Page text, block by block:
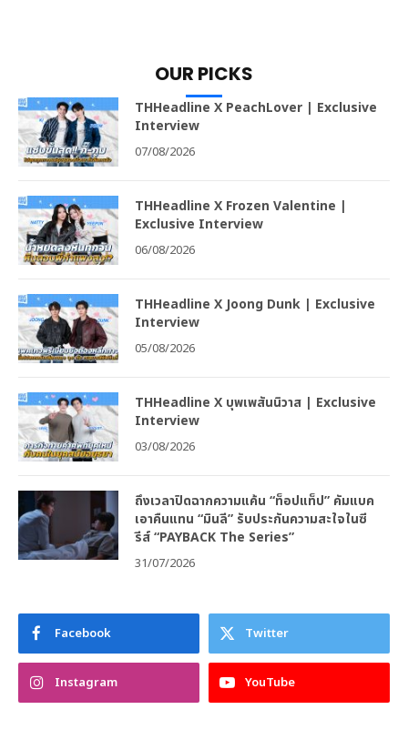
OUR PICKS
THHeadline X PeachLover | Exclusive
Interview
07/08/2026
THHeadline X Frozen Valentine |
Exclusive Interview
06/08/2026
THHeadline X Joong Dunk | Exclusive
Interview
05/08/2026
THHeadline X บุพเพสันนิวาส | Exclusive
Interview
03/08/2026
ถึงเวลาปิดฉากความแค้น “ท็อปแท็ป” คัมแบค
เอาคืนแทน “มินลี” รับประกันความสะใจในซี
รีส์ “PAYBACK The Series”
31/07/2026
Facebook Twitter
Instagram YouTube